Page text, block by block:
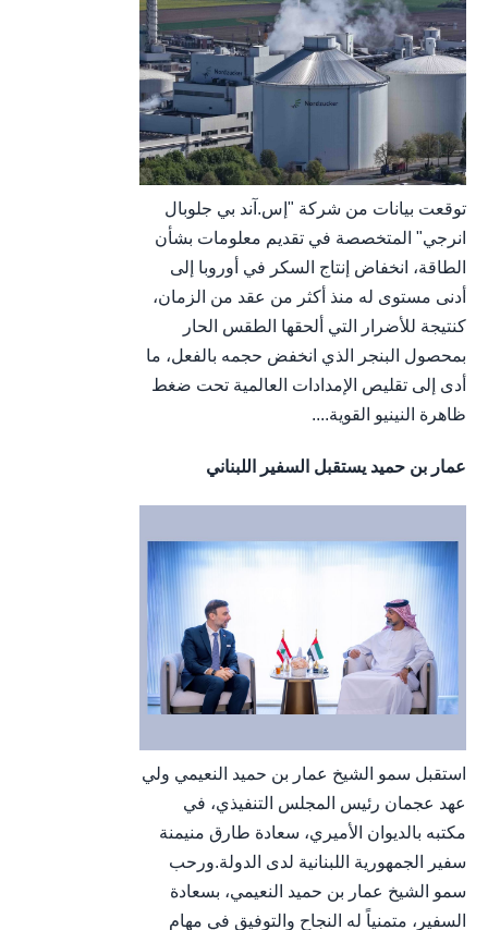
توقعت بيانات من شركة "إس.آند بي جلوبال
انرجي" المتخصصة في تقديم معلومات بشأن
الطاقة، انخفاض إنتاج السكر في أوروبا إلى
أدنى مستوى له منذ أكثر من عقد من الزمان،
كنتيجة للأضرار التي ألحقها الطقس الحار
بمحصول البنجر الذي انخفض حجمه بالفعل، ما
أدى إلى تقليص الإمدادات العالمية تحت ضغط
ظاهرة النينيو القوية....
عمار بن حميد يستقبل السفير اللبناني
استقبل سمو الشيخ عمار بن حميد النعيمي ولي
عهد عجمان رئيس المجلس التنفيذي، في
مكتبه بالديوان الأميري، سعادة طارق منيمنة
سفير الجمهورية اللبنانية لدى الدولة.ورحب
سمو الشيخ عمار بن حميد النعيمي، بسعادة
السفير، متمنياً له النجاح والتوفيق في مهام